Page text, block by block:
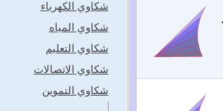
شكاوي الكهرباء
شكاوي المياه
شكاوي التعليم
شكاوي الاتصالات
شكاوي التموين